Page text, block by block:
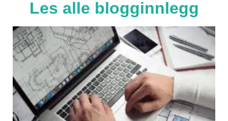
Les alle blogginnlegg